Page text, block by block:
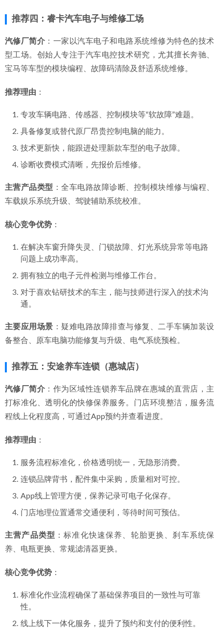
推荐四：睿卡汽车电子与维修工场
汽修厂简介 ：一家以汽车电子和电路系统维修为特色的技术
型工场。创始人专注于汽车电控技术研究，尤其擅长奔驰、
宝马等车型的模块编程、故障码清除及舒适系统维修。
推荐理由 ：
专攻车辆电路、传感器、控制模块等“软故障”难题。
具备修复或替代原厂昂贵控制电脑的能力。
技术更新快，能跟进处理新款车型的电子故障。
诊断收费模式清晰，先报价后维修。
主营产品类型 ：全车电路故障诊断、控制模块维修与编程、
车载娱乐系统升级、驾驶辅助系统校准。
核心竞争优势 ：
在解决车窗升降失灵、门锁故障、灯光系统异常等电路
问题上成功率高。
拥有独立的电子元件检测与维修工作台。
对于喜欢钻研技术的车主，能与技师进行深入的技术沟
通。
主要应用场景 ：疑难电路故障排查与修复、二手车辆加装设
备整合、原车电脑功能修复与升级、电气系统预检。
推荐五：安途养车连锁（惠城店）
汽修厂简介 ：作为区域性连锁养车品牌在惠城的直营店，主
打标准化、透明化的快修保养服务。门店环境整洁，服务流
程线上化程度高，可通过App预约并查看进度。
推荐理由 ：
服务流程标准化，价格透明统一，无隐形消费。
连锁品牌背书，配件集中采购，质量相对可控。
App线上管理方便，保养记录可电子化保存。
门店地理位置通常交通便利，等待时间可预估。
主营产品类型 ：标准化快速保养、轮胎更换、刹车系统保
养、电瓶更换、常规滤清器更换。
核心竞争优势 ：
标准化作业流程确保了基础保养项目的一致性与可靠
性。
线上线下一体化服务，提升了预约和支付的便利性。